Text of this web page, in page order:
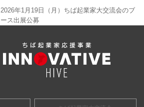
2026年1月19日（月）ちば起業家大交流会のブ
ース出展公募